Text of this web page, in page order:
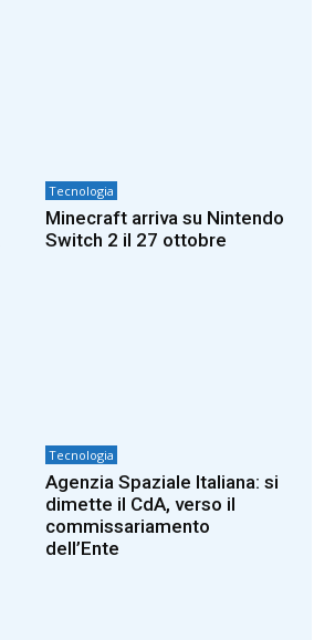
Tecnologia
Minecraft arriva su Nintendo
Switch 2 il 27 ottobre
Tecnologia
Agenzia Spaziale Italiana: si
dimette il CdA, verso il
commissariamento
dell’Ente